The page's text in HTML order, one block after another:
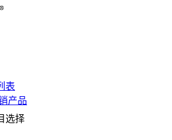
表
产品
选择